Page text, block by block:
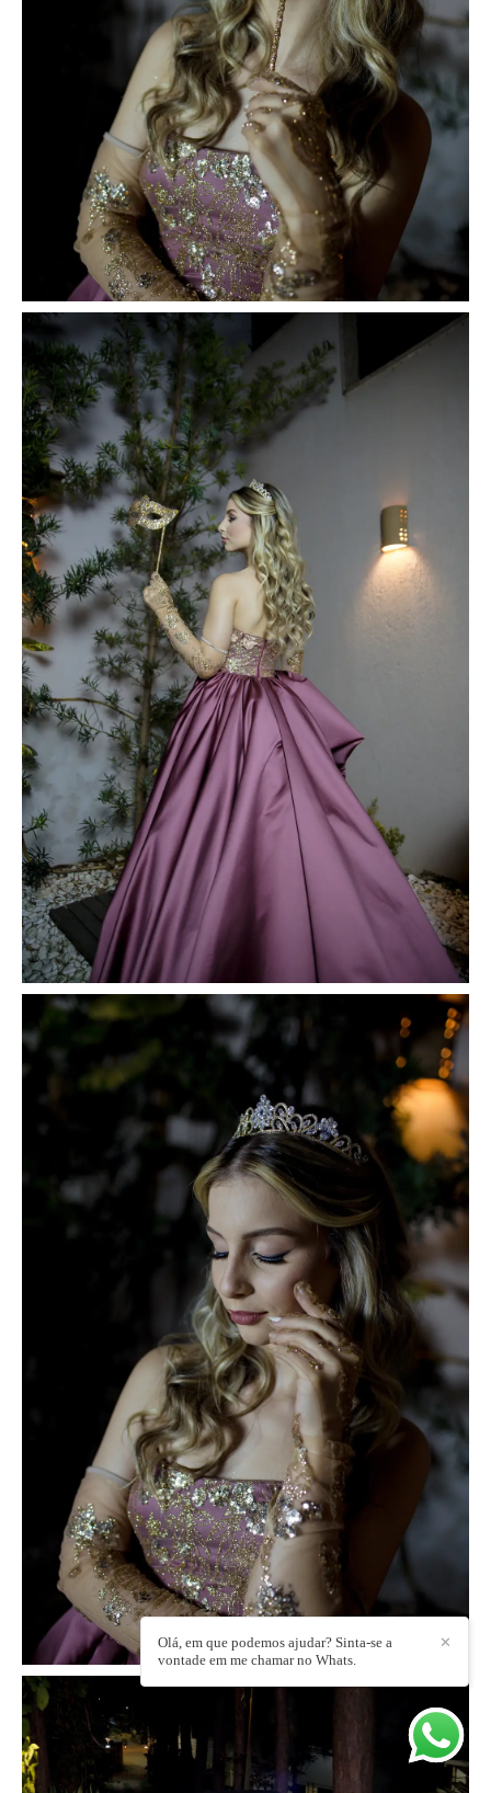
✕
Olá, em que podemos ajudar? Sinta-se a
vontade em me chamar no Whats.